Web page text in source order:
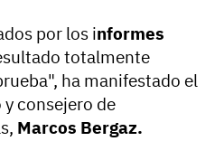
por los informes
totalmente
ha manifestado el
consejero de
Marcos Bergaz.